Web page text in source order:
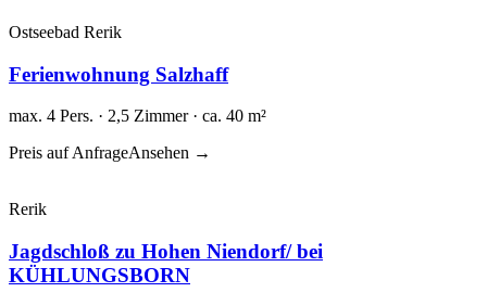
Ostseebad Rerik
Ferienwohnung Salzhaff
max. 4 Pers. · 2,5 Zimmer · ca. 40 m²
Preis auf AnfrageAnsehen →
Rerik
Jagdschloß zu Hohen Niendorf/ bei
KÜHLUNGSBORN